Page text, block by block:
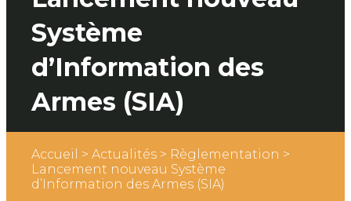
Système
d’Information des
Armes (SIA)
Accueil > Actualités > Règlementation >
Lancement nouveau Système
d’Information des Armes (SIA)